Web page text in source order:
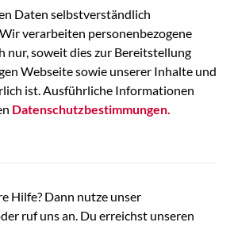
Daten selbstverständlich
verarbeiten personenbezogene
nur, soweit dies zur Bereitstellung
Webseite sowie unserer Inhalte und
ist. Ausführliche Informationen
Datenschutzbestimmungen.
Hilfe? Dann nutze unser
ruf uns an. Du erreichst unseren